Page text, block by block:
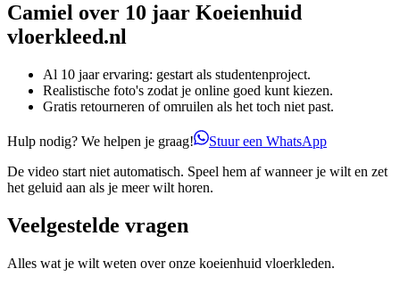
Camiel over 10 jaar Koeienhuid
vloerkleed.nl
Al 10 jaar ervaring: gestart als studentenproject.
Realistische foto's zodat je online goed kunt kiezen.
Gratis retourneren of omruilen als het toch niet past.
Hulp nodig? We helpen je graag!
Stuur een WhatsApp
De video start niet automatisch. Speel hem af wanneer je wilt en zet
het geluid aan als je meer wilt horen.
Veelgestelde vragen
Alles wat je wilt weten over onze koeienhuid vloerkleden.